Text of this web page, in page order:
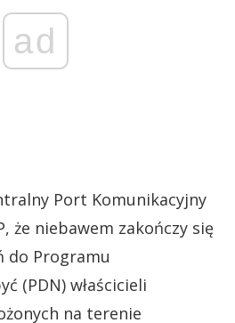
ad
Port Komunikacyjny
że niebawem zakończy się
do Programu
(PDN) właścicieli
na terenie